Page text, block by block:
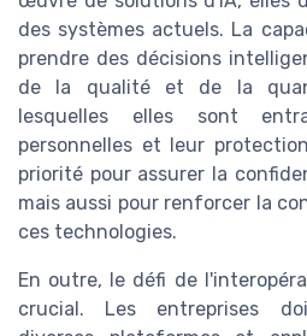
des systèmes actuels. La
prendre des décisions
de la qualité et de la
lesquelles elles sont
personnelles et leur
priorité pour assurer la
mais aussi pour renforcer la
ces technologies.
En outre, le défi de
crucial. Les entreprises